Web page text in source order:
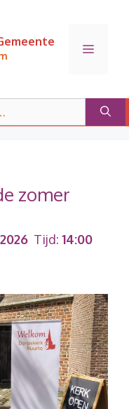
Menu
zomer
Tijd: 14:00